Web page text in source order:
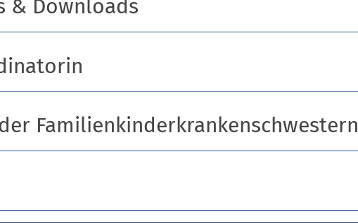
& Downloads
Familienkinderkrankenschwestern